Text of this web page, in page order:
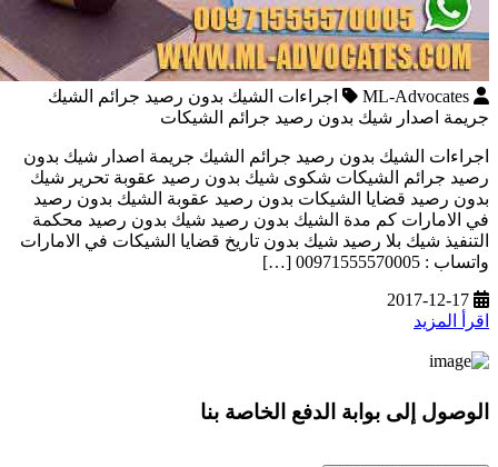
ML-Advocates
اجراءات الشيك بدون رصيد جرائم الشيك
جريمة اصدار شيك بدون رصيد جرائم الشيكات
اجراءات الشيك بدون رصيد جرائم الشيك جريمة اصدار شيك بدون
رصيد جرائم الشيكات شكوى شيك بدون رصيد عقوبة تحرير شيك
بدون رصيد قضايا الشيكات بدون رصيد عقوبة الشيك بدون رصيد
في الامارات كم مدة الشيك بدون رصيد شيك بدون رصيد محكمة
التنفيذ شيك بلا رصيد شيك بدون تاريخ قضايا الشيكات في الامارات
واتساب : 00971555570005 […]
2017-12-17
اقرأ المزيد
الوصول إلى بوابة الدفع الخاصة بنا